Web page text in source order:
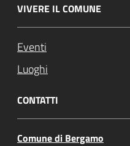
VIVERE IL COMUNE
Eventi
Luoghi
CONTATTI
Comune di Bergamo